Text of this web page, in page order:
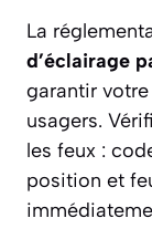
La
d’éclairage
garantir
usagers.
les feux :
position et